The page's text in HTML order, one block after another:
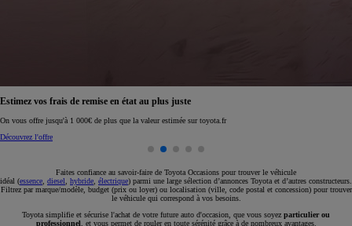
Réservez en ligne votre occasion pour 1€ seulement
Réservez en ligne
Faites confiance au savoir-faire de Toyota Occasions pour trouver le véhicule
idéal (essence diesel hybride électrique) parmi une large sélection d’annonces Toyota et d’autres constructeurs.
Filtrez par marque/modèle, budget (prix ou loyer) ou localisation (ville, code postal et concession) pour trouver
le véhicule qui correspond à vos besoins.
Toyota simplifie et sécurise l'achat de votre future auto d'occasion, que vous soyez particulier ou
professionnel , et vous permet de rouler en toute sérénité grâce à de nombreux avantages.